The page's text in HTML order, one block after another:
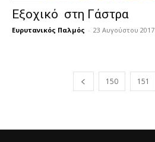
Εξοχικό στη Γάστρα
Ευρυτανικός Παλμός - 23 Αυγούστου 2017
150 151